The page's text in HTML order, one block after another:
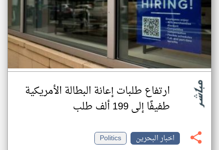
ارتفاع طلبات إعانة البطالة الأمريكية
طفيفًا إلى 199 ألف طلب
اخبار البحرين
Politics